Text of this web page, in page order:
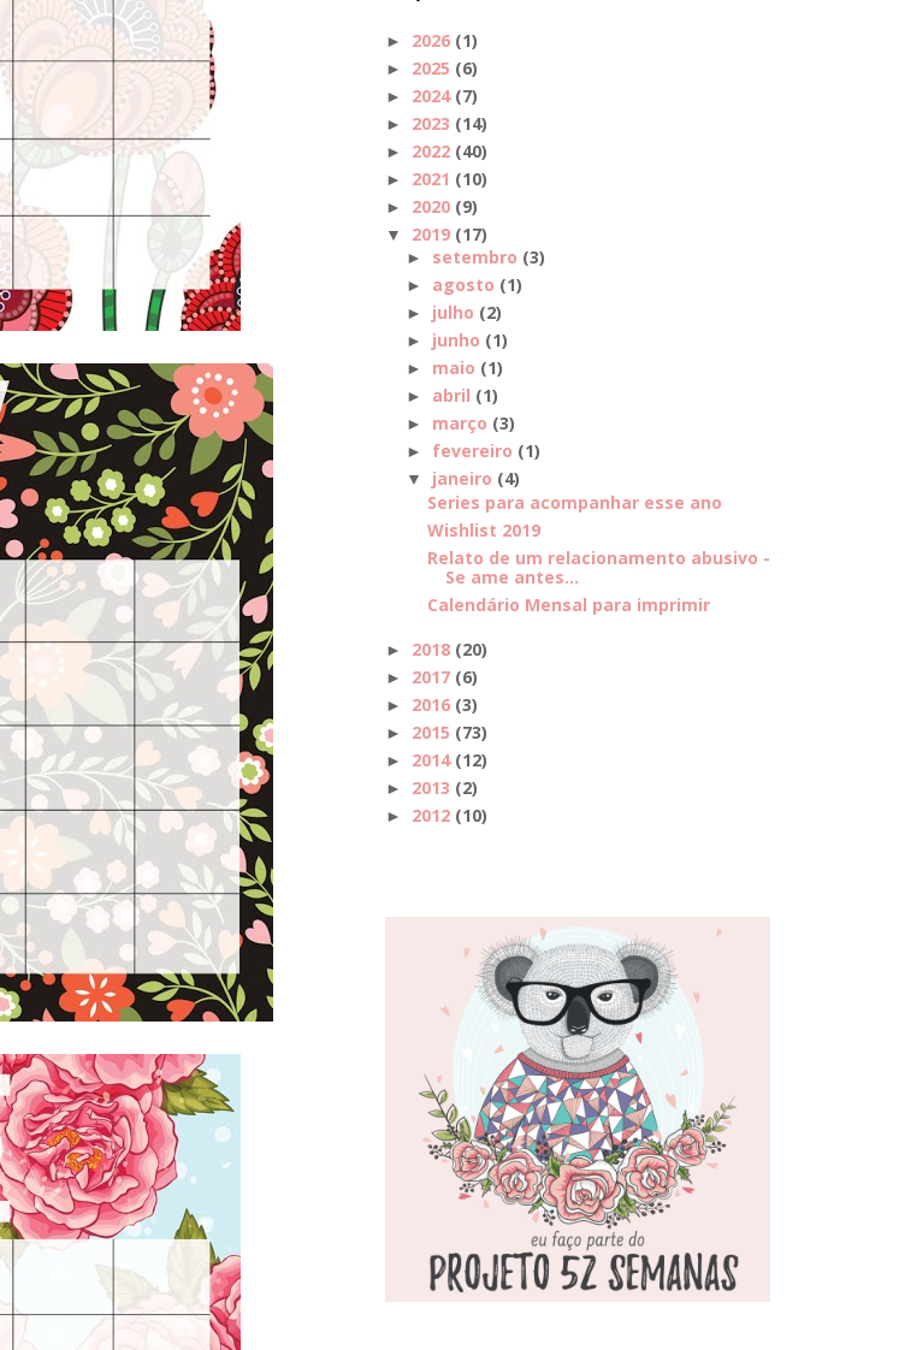
► 2026 (1)
► 2025 (6)
► 2024 (7)
► 2023 (14)
► 2022 (40)
► 2021 (10)
► 2020 (9)
▼ 2019 (17)
► setembro (3)
► agosto (1)
► julho (2)
► junho (1)
► maio (1)
► abril (1)
► março (3)
► fevereiro (1)
▼ janeiro (4)
Series para acompanhar esse ano
Wishlist 2019
Relato de um relacionamento abusivo -
Se ame antes...
Calendário Mensal para imprimir
► 2018 (20)
► 2017 (6)
► 2016 (3)
► 2015 (73)
► 2014 (12)
► 2013 (2)
► 2012 (10)